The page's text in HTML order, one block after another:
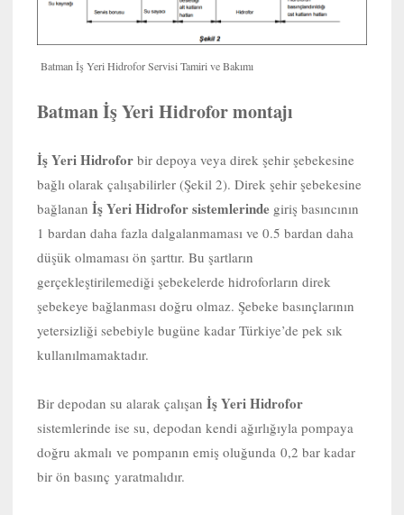
Batman İş Yeri Hidrofor Servisi Tamiri ve Bakımı
Batman İş Yeri Hidrofor montajı
İş Yeri Hidrofor bir depoya veya direk şehir şebekesine
bağlı olarak çalışabilirler (Şekil 2). Direk şehir şebekesine
bağlanan İş Yeri Hidrofor sistemlerinde giriş basıncının
1 bardan daha fazla dalgalanmaması ve 0.5 bardan daha
düşük olmaması ön şarttır. Bu şartların
gerçekleştirilemediği şebekelerde hidroforların direk
şebekeye bağlanması doğru olmaz. Şebeke basınçlarının
yetersizliği sebebiyle bugüne kadar Türkiye’de pek sık
kullanılmamaktadır.
Bir depodan su alarak çalışan İş Yeri Hidrofor
sistemlerinde ise su, depodan kendi ağırlığıyla pompaya
doğru akmalı ve pompanın emiş oluğunda 0,2 bar kadar
bir ön basınç yaratmalıdır.